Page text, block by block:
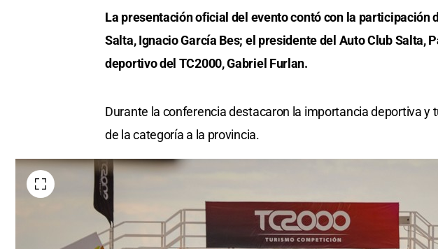
La presentación oficial del evento contó con la participación
Salta, Ignacio García Bes; el presidente del Auto Club Salta,
deportivo del TC2000, Gabriel Furlan.
Durante la conferencia destacaron la importancia deportiva y
de la categoría a la provincia.